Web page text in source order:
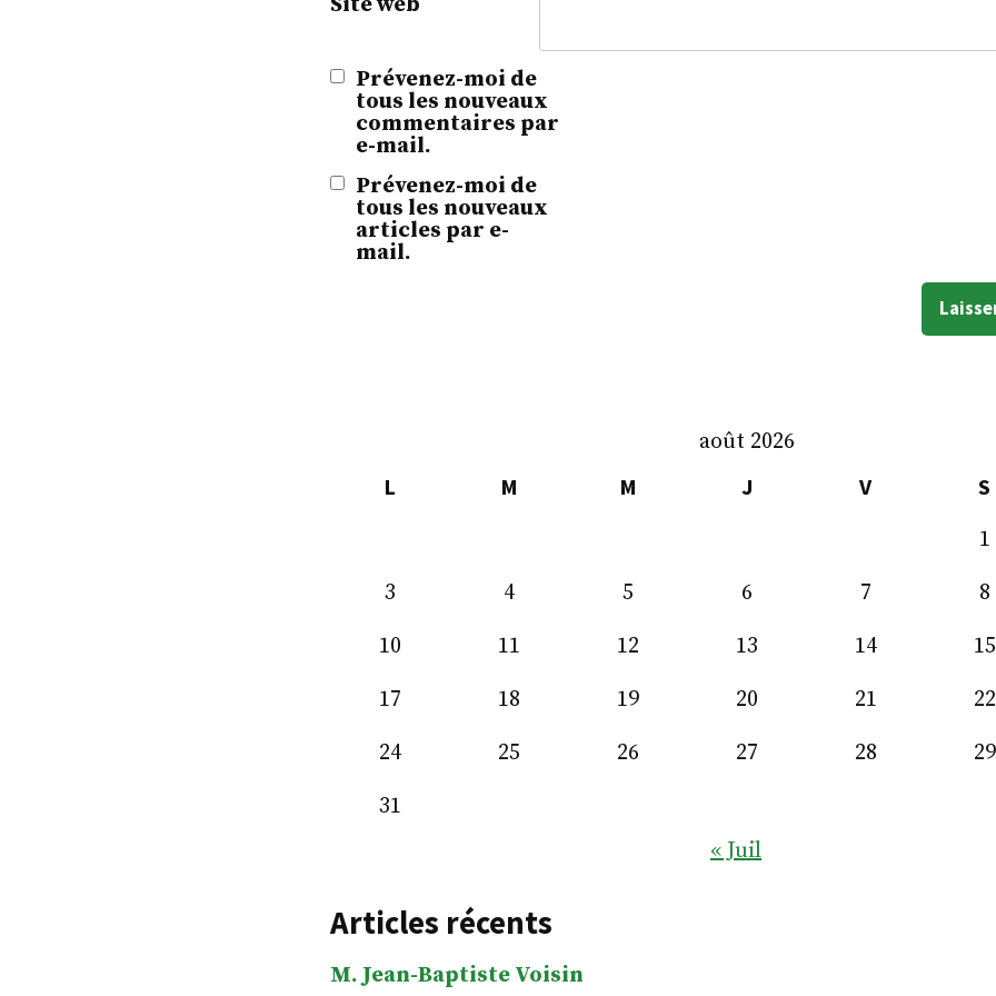
Prévenez-moi de
tous les nouveaux
commentaires par
e-mail.
Prévenez-moi de
tous les nouveaux
articles par e-
mail.
août 2026
L
M M J V
S
1
3
4 5 6 7
8
10
11 12 13 14
15
17
18 19 20 21
22
24
25 26 27 28
29
31
« Juil
Articles récents
M. Jean-Baptiste Voisin